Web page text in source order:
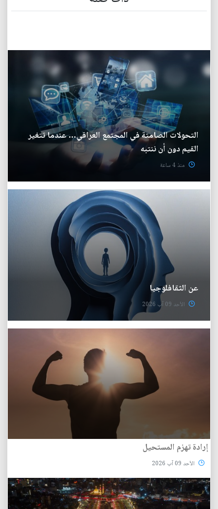
التحولات الصامتة في المجتمع العراقي… عندما تتغير
القيم دون أن ننتبه
منذ 4 ساعة
عن الثقافلوجيا
الأحد 09 آب 2026
إرادة تهزم المستحيل
الأحد 09 آب 2026